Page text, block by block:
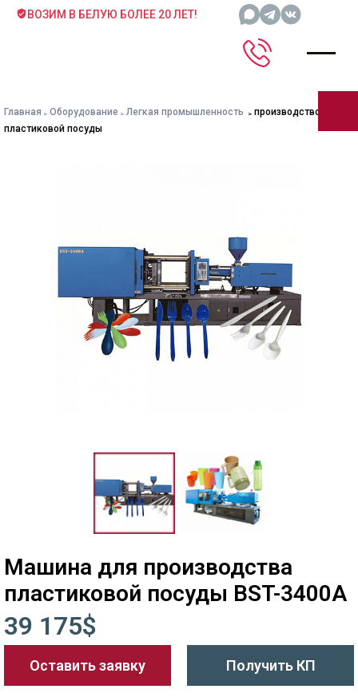
ВОЗИМ В БЕЛУЮ БОЛЕЕ 20 ЛЕТ!
Главная Оборудование Легкая промышленность
производство
пластиковой посуды
Машина для производства
пластиковой посуды BST-3400A
39 175$
Оставить заявку Получить КП